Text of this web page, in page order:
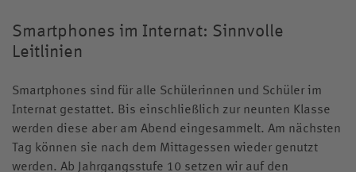
Smartphones im Internat: Sinnvolle
Leitlinien
Smartphones sind für alle Schülerinnen und Schüler im
Internat gestattet. Bis einschließlich zur neunten Klasse
werden diese aber am Abend eingesammelt. Am nächsten
Tag können sie nach dem Mittagessen wieder genutzt
werden. Ab Jahrgangsstufe 10 setzen wir auf den